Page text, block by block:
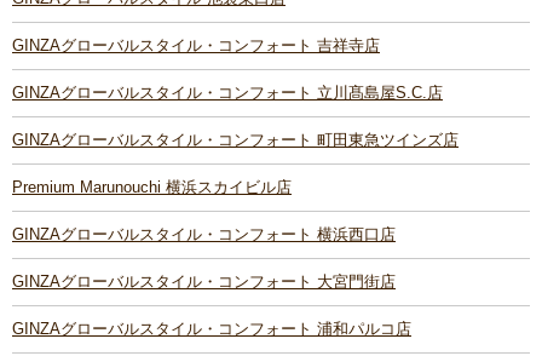
GINZAグローバルスタイル・コンフォート 吉祥寺店
GINZAグローバルスタイル・コンフォート 立川髙島屋S.C.店
GINZAグローバルスタイル・コンフォート 町田東急ツインズ店
Premium Marunouchi 横浜スカイビル店
GINZAグローバルスタイル・コンフォート 横浜西口店
GINZAグローバルスタイル・コンフォート 大宮門街店
GINZAグローバルスタイル・コンフォート 浦和パルコ店